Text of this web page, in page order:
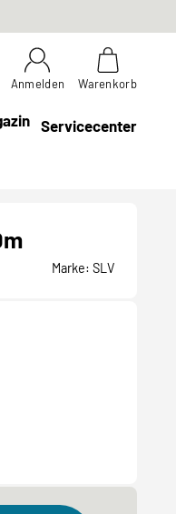
Anmelden Warenkorb
Servicecenter
Marke: SLV